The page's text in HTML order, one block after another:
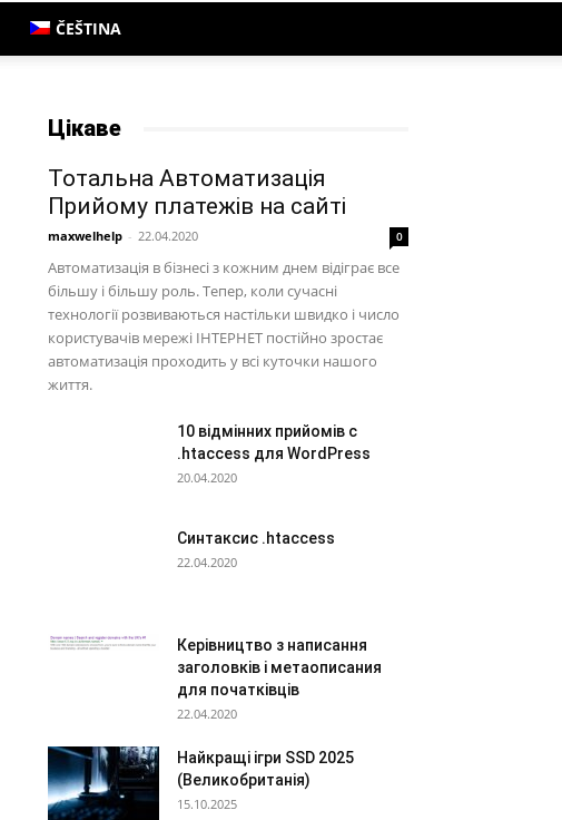
ČEŠTINA
Цікаве
Тотальна Автоматизація
Прийому платежів на сайті
maxwelhelp - 22.04.2020 0
Автоматизація в бізнесі з кожним днем відіграє все
більшу і більшу роль. Тепер, коли сучасні
технології розвиваються настільки швидко і число
користувачів мережі ІНТЕРНЕТ постійно зростає
автоматизація проходить у всі куточки нашого
життя.
10 відмінних прийомів с
.htaccess для WordPress
20.04.2020
Синтаксис .htaccess
22.04.2020
Керівництво з написання
заголовків і метаописания
для початківців
22.04.2020
Найкращі ігри SSD 2025
(Великобританія)
15.10.2025